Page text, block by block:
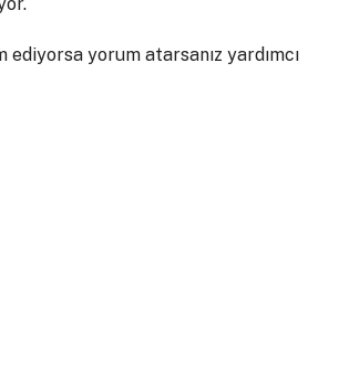
ediyorsa yorum atarsanız yardımcı